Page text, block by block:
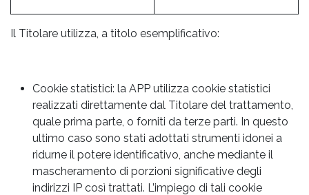
Il Titolare utilizza, a titolo esemplificativo:
Cookie statistici: la APP utilizza cookie statistici
realizzati direttamente dal Titolare del trattamento,
quale prima parte, o forniti da terze parti. In questo
ultimo caso sono stati adottati strumenti idonei a
ridurne il potere identificativo, anche mediante il
mascheramento di porzioni significative degli
indirizzi IP così trattati. L’impiego di tali cookie